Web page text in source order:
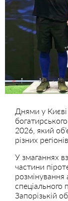
Днями у Києві
2026, який
різних
У змаганнях
частини
розмінування
Запорізькій